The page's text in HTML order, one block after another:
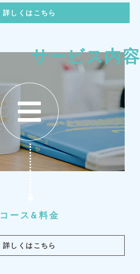
詳しくはこちら
サービス内容
コース&料金
詳しくはこちら